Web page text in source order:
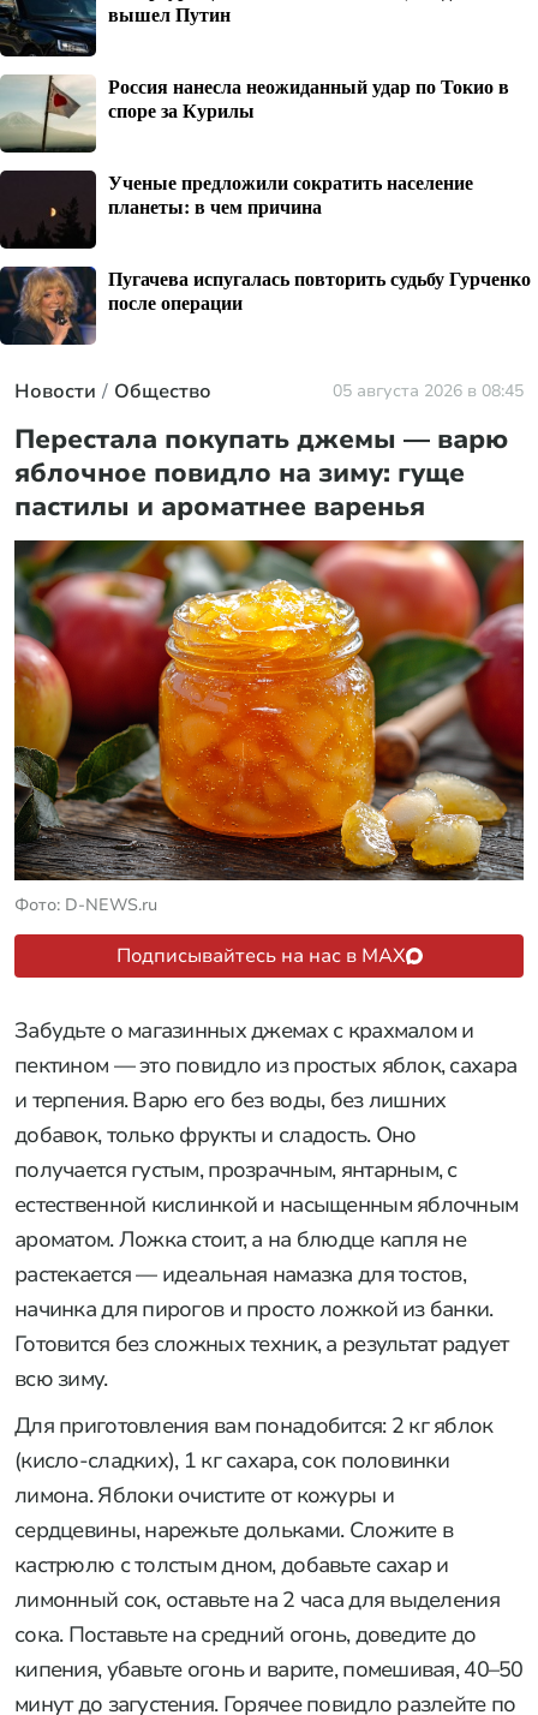
вышел Путин
Россия нанесла неожиданный удар по Токио в
споре за Курилы
Ученые предложили сократить население
планеты: в чем причина
Пугачева испугалась повторить судьбу Гурченко
после операции
Новости Общество 05 августа 2026 в 08:45
Перестала покупать джемы — варю
яблочное повидло на зиму: гуще
пастилы и ароматнее варенья
Фото: D-NEWS.ru
Подписывайтесь на нас в MAX
Забудьте о магазинных джемах с крахмалом и
пектином — это повидло из простых яблок, сахара
и терпения. Варю его без воды, без лишних
добавок, только фрукты и сладость. Оно
получается густым, прозрачным, янтарным, с
естественной кислинкой и насыщенным яблочным
ароматом. Ложка стоит, а на блюдце капля не
растекается — идеальная намазка для тостов,
начинка для пирогов и просто ложкой из банки.
Готовится без сложных техник, а результат радует
всю зиму.
Для приготовления вам понадобится: 2 кг яблок
(кисло-сладких), 1 кг сахара, сок половинки
лимона. Яблоки очистите от кожуры и
сердцевины, нарежьте дольками. Сложите в
кастрюлю с толстым дном, добавьте сахар и
лимонный сок, оставьте на 2 часа для выделения
сока. Поставьте на средний огонь, доведите до
кипения, убавьте огонь и варите, помешивая, 40–50
минут до загустения. Горячее повидло разлейте по